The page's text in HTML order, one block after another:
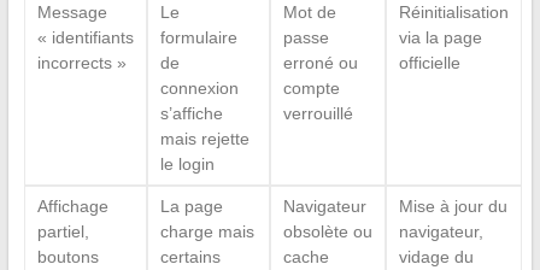
Message
« identifiants
incorrects »
Le
formulaire
de
connexion
s’affiche
mais rejette
le login
Mot de
passe
erroné ou
compte
verrouillé
Réinitialisation
via la page
officielle
Affichage
partiel,
boutons
La page
charge mais
certains
Navigateur
obsolète ou
cache
Mise à jour du
navigateur,
vidage du